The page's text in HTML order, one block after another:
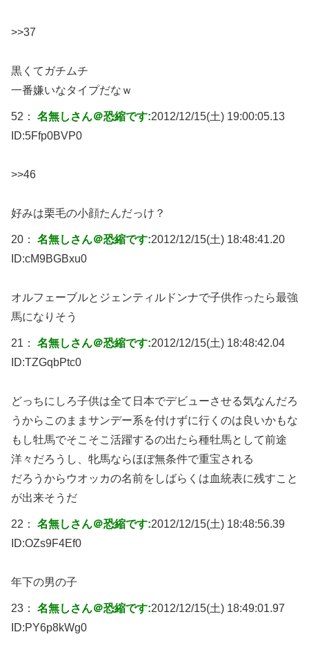
>>37
黒くてガチムチ
一番嫌いなタイプだなｗ
52： 名無しさん＠恐縮です:2012/12/15(土) 19:00:05.13
ID:5Ffp0BVP0
>>46
好みは栗毛の小顔たんだっけ？
20： 名無しさん＠恐縮です:2012/12/15(土) 18:48:41.20
ID:cM9BGBxu0
オルフェーブルとジェンティルドンナで子供作ったら最強
馬になりそう
21： 名無しさん＠恐縮です:2012/12/15(土) 18:48:42.04
ID:TZGqbPtc0
どっちにしろ子供は全て日本でデビューさせる気なんだろ
うからこのままサンデー系を付けずに行くのは良いかもな
もし牡馬でそこそこ活躍するの出たら種牡馬として前途
洋々だろうし、牝馬ならほぼ無条件で重宝される
だろうからウオッカの名前をしばらくは血統表に残すこと
が出来そうだ
22： 名無しさん＠恐縮です:2012/12/15(土) 18:48:56.39
ID:OZs9F4Ef0
年下の男の子
23： 名無しさん＠恐縮です:2012/12/15(土) 18:49:01.97
ID:PY6p8kWg0